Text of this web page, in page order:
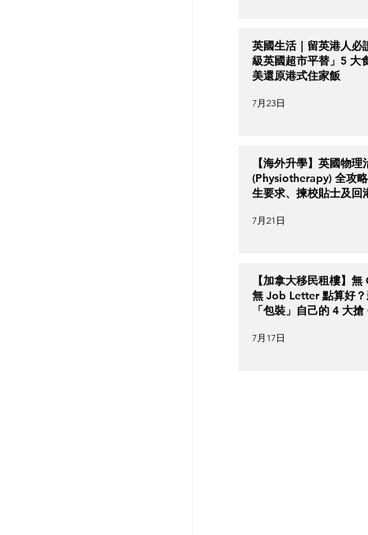
英國生活｜留英港人必
級英國超市平替」5 大
美還原港式住家飯
7月23日
【海外升學】英國物理
(Physiotherapy) 全攻
生要求、揀校貼士及回
7月21日
【加拿大移民租樓】
無 Job Letter 點算好
「包裝」自己的 4 大
7月17日